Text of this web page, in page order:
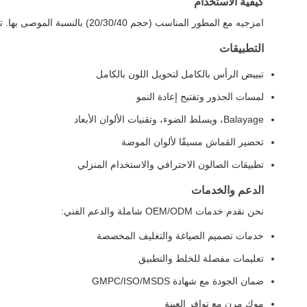
امزجيه مع المطور المناسب (حجم 20/30/40) بالنسبة الموصى بها. تنطبق على الشعر الجاف وغير المغسول. تتم العملية لمدة 15-45 دقيقة حسب مستوى الرفع المطلوب. اشطفيه جيدًا واتبعيه بالعلاج المرطب.
التطبيقات
تبييض الرأس بالكامل لتحويل اللون بالكامل
لمسات الجذور وتفتيح إعادة النمو
Balayage، ويسلط الضوء، وتقنيات الألوان الأبعاد
تحضير القماش مسبقًا لألوان الموضة
تطبيقات الصالون الاحترافي والاستخدام المنزلي
الدعم والخدمات
نحن نقدم خدمات OEM/ODM شاملة والدعم الفني:
خدمات تصميم الصياغة والتغليف المخصصة
تعليمات مفصلة للخلط والتطبيق
ضمان الجودة مع شهادة GMPC/ISO/MSDS
موك مرن مع توافر العينة